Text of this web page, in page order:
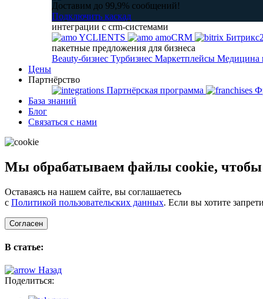
Доставим до 99,9% сообщений!
Подключить каскад
интеграции с crm-системами
YCLIENTS
amoCRM
пакетные предложения для бизнеса
Beauty-бизнес Турбизнес Маркетплейсы Медицина
Цены
Партнёрство
Партнёрская программа
База знаний
Блог
Связаться с нами
Мы обрабатываем файлы cookie, чтобы
Оставаясь на нашем сайте, вы соглашаетесь
с Политикой пользовательских данных. Если вы хотите
Согласен
В статье:
Назад
Поделиться: